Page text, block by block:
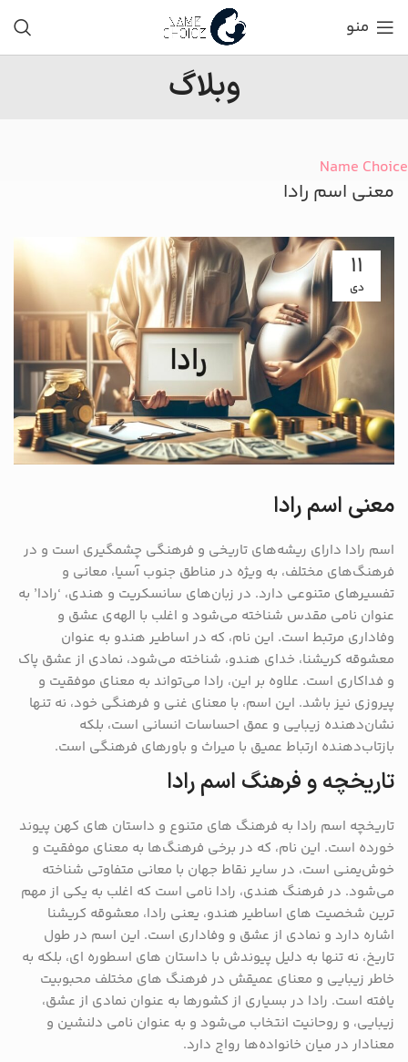
منو
وبلاگ
Name Choice
معنی اسم رادا
11
دی
معنی اسم رادا
اسم رادا دارای ریشه‌های تاریخی و فرهنگی چشمگیری است و در
فرهنگ‌های مختلف، به ویژه در مناطق جنوب آسیا، معانی و
تفسیرهای متنوعی دارد. در زبان‌های سانسکریت و هندی، ‘رادا’ به
عنوان نامی مقدس شناخته می‌شود و اغلب با الهه‌ی عشق و
وفاداری مرتبط است. این نام، که در اساطیر هندو به عنوان
معشوقه کریشنا، خدای هندو، شناخته می‌شود، نمادی از عشق پاک
و فداکاری است. علاوه بر این، رادا می‌تواند به معنای موفقیت و
پیروزی نیز باشد. این اسم، با معنای غنی و فرهنگی خود، نه تنها
نشان‌دهنده زیبایی و عمق احساسات انسانی است، بلکه
بازتاب‌دهنده ارتباط عمیق با میراث و باورهای فرهنگی است.
تاریخچه و فرهنگ اسم رادا
تاریخچه اسم رادا به فرهنگ‌ های متنوع و داستان ‌های کهن پیوند
خورده است. این نام، که در برخی فرهنگ‌ها به معنای موفقیت و
خوش‌یمنی است، در سایر نقاط جهان با معانی متفاوتی شناخته
می‌شود. در فرهنگ هندی، رادا نامی است که اغلب به یکی از مهم‌
ترین شخصیت ‌های اساطیر هندو، یعنی رادا، معشوقه کریشنا
اشاره دارد و نمادی از عشق و وفاداری است. این اسم در طول
تاریخ، نه تنها به دلیل پیوندش با داستان ‌های اسطوره‌ ای، بلکه به
خاطر زیبایی و معنای عمیقش در فرهنگ ‌های مختلف محبوبیت
یافته است. رادا در بسیاری از کشورها به عنوان نمادی از عشق،
زیبایی، و روحانیت انتخاب می‌شود و به عنوان نامی دلنشین و
معنادار در میان خانواده‌ها رواج دارد.